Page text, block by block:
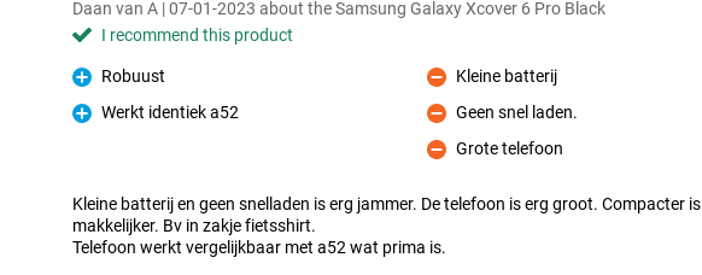
Daan van A | 07-01-2023 about the Samsung Galaxy Xcover 6 Pro Black
I recommend this product
Pro
Robuust
Pro
Werkt identiek a52
Con
Kleine batterij
Con
Geen snel laden.
Con
Grote telefoon
Kleine batterij en geen snelladen is erg jammer. De telefoon is erg groot. Compacter is
makkelijker. Bv in zakje fietsshirt.
Telefoon werkt vergelijkbaar met a52 wat prima is.